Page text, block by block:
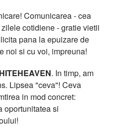
Comunicarea - cea
cotidiene - gratie vietii
pana la epuizare de
noi si cu voi, impreuna!
. In timp, am
Lipsea "ceva"! Ceva
in mod concret:
oportunitatea si